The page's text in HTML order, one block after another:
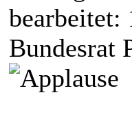
bearbeitet:
Bundesrat